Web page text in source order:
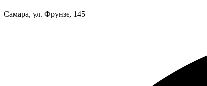
Самара, ул. Фрунзе, 145